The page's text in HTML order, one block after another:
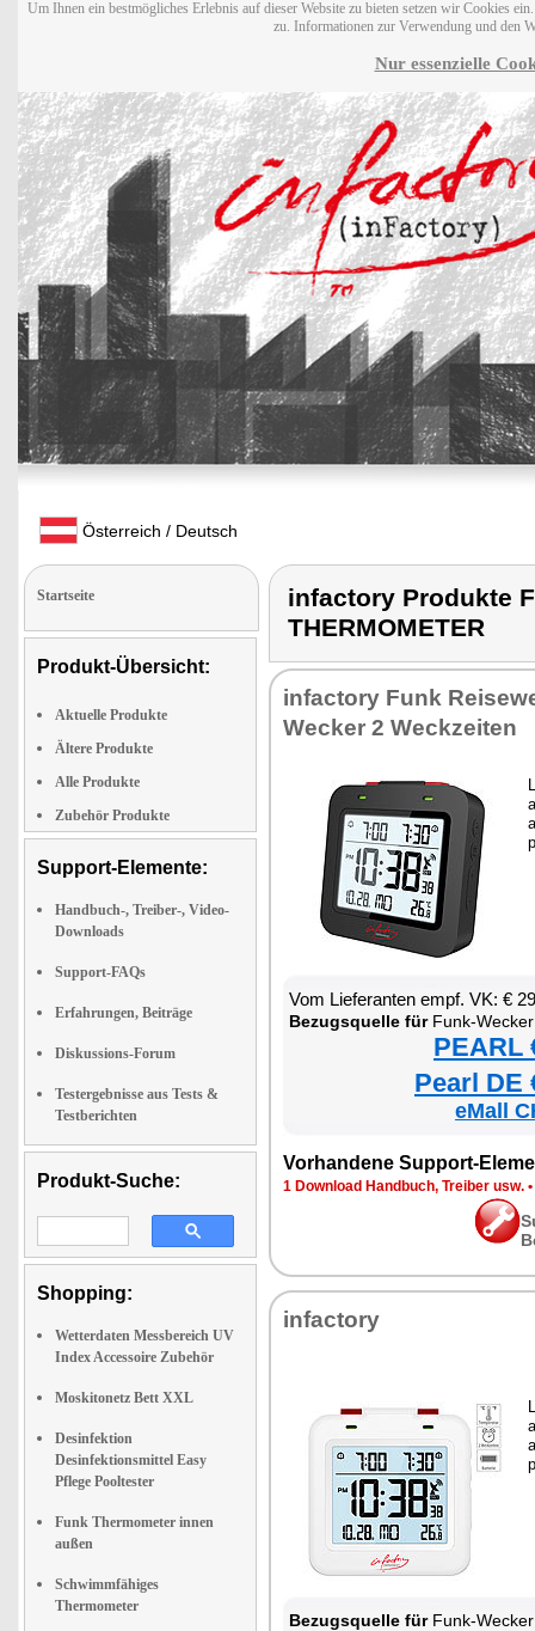
Um Ihnen ein bestmögliches Erlebnis auf dieser Website zu bieten setzen wir Cookies
zu. Informationen zur Verwendung und den
Nur essenzielle
Österreich / Deutsch
Startseite
Produkt-Übersicht:
Aktuelle Produkte
Ältere Produkte
Alle Produkte
Zubehör Produkte
Support-Elemente:
Handbuch-, Treiber-, Video-
Downloads
Support-FAQs
Erfahrungen, Beiträge
Diskussions-Forum
Testergebnisse aus Tests &
Testberichten
Produkt-Suche:
Shopping:
Wetterdaten Messbereich UV
Index Accessoire Zubehör
Moskitonetz Bett XXL
Desinfektion
Desinfektionsmittel Easy
Pflege Pooltester
Funk Thermometer innen
außen
Schwimmfähiges
Thermometer
infactory Produkte
THERMOMETER
infactory Funk
Wecker 2 Weckzeiten
Vom Lieferanten empf. VK: €
Bezugsquelle fürFunk-Wecker mit zwei
PEARL
Pearl DE
eMall
Vorhandene Support-
1 Download Handbuch, Treiber usw. •
infactory
Bezugsquelle fürFunk-Wecker mit zwei